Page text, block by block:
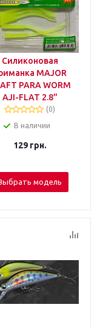
Силиконовая
MAJOR
PARA WORM
AJI-FLAT 2.8"
(0)
В наличии
129грн.
модель